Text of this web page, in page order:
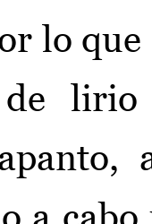
lo
lirio